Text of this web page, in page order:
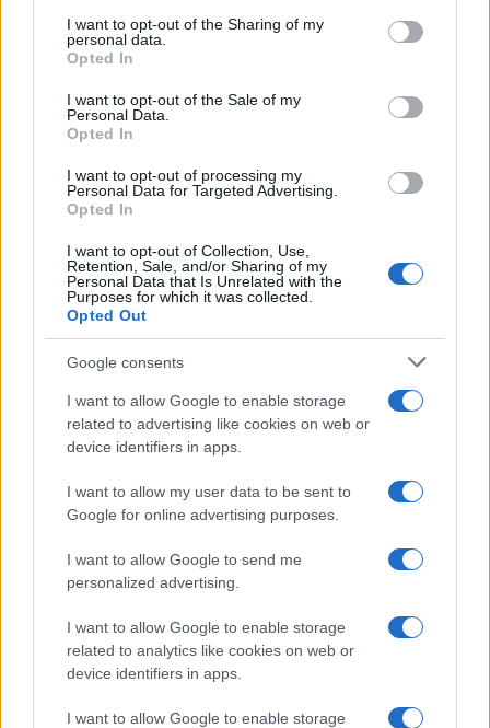
not limited to your visit or usage behaviour. You may click to
grant or deny consent to Google and its third-party tags to
use your data for below specified purposes in below Google
consent section.
I want to opt-out of the Sharing of my
personal data.
Opted In
I want to opt-out of the Sale of my
Personal Data.
Opted In
I want to opt-out of processing my
Personal Data for Targeted Advertising.
Opted In
I want to opt-out of Collection, Use,
Retention, Sale, and/or Sharing of my
Personal Data that Is Unrelated with the
Purposes for which it was collected.
Opted Out
Google consents
I want to allow Google to enable storage
related to advertising like cookies on web or
device identifiers in apps.
I want to allow my user data to be sent to
Google for online advertising purposes.
I want to allow Google to send me
personalized advertising.
I want to allow Google to enable storage
related to analytics like cookies on web or
device identifiers in apps.
I want to allow Google to enable storage
Continua a leggere
Esplorare il Giardino delle Meraviglie: piante
Cristian Castiglioni · 6 Ago 2026
LIFESTYLE